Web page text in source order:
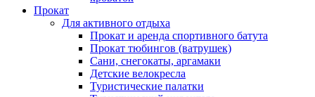
Прокат
Для активного отдыха
Прокат и аренда спортивного батута
Прокат тюбингов (ватрушек)
Сани, снегокаты, аргамаки
Детские велокресла
Туристические палатки